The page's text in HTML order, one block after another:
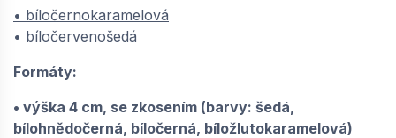
• bíločernokaramelová
• bíločervenošedá
Formáty:
• výška 4 cm, se zkosením (barvy: šedá,
bílohnědočerná, bíločerná, bíložlutokaramelová)